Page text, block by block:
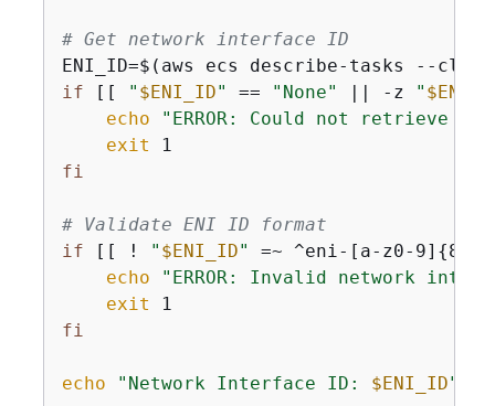
# Get network interface ID
ENI_ID=$(aws ecs describe-tasks --
if [[ " $ENI_ID" == "None" || -z "
echo
"ERROR: Could not retrieve
exit
fi
# Validate ENI ID format
if [[ ! " $ENI_ID" =~ ^eni-[a-z0-9] {
echo
"ERROR: Invalid network
exit
fi
echo "Network Interface ID: $ENI_ID"